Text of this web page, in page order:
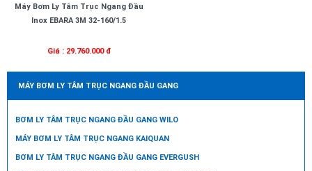
Máy Bơm Ly Tâm Trục Ngang Đầu
Inox EBARA 3M 32-160/1.5
Giá : 29.760.000 đ
MÁY BƠM LY TÂM TRỤC NGANG ĐẦU GANG
BƠM LY TÂM TRỤC NGANG ĐẦU GANG WILO
MÁY BƠM LY TÂM TRỤC NGANG KAIQUAN
BƠM LY TÂM TRỤC NGANG ĐẦU GANG EVERGUSH